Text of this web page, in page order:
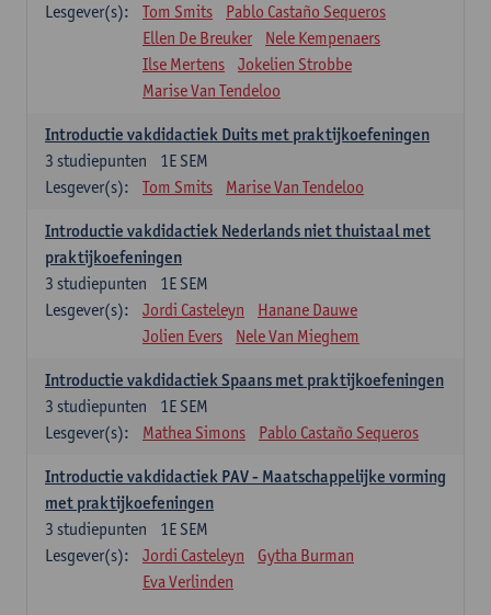
Lesgever(s):
Tom Smits
Pablo Castaño Sequeros
Ellen De Breuker
Nele Kempenaers
Ilse Mertens
Jokelien Strobbe
Marise Van Tendeloo
Introductie vakdidactiek Duits met praktijkoefeningen
1E SEM
3 studiepunten
Lesgever(s):
Tom Smits Marise Van Tendeloo
Introductie vakdidactiek Nederlands niet thuistaal met
praktijkoefeningen
1E SEM
3 studiepunten
Lesgever(s):
Jordi Casteleyn
Hanane Dauwe
Jolien Evers
Nele Van Mieghem
Introductie vakdidactiek Spaans met praktijkoefeningen
1E SEM
3 studiepunten
Lesgever(s):
Mathea Simons Pablo Castaño Sequeros
Introductie vakdidactiek PAV - Maatschappelijke vorming
met praktijkoefeningen
1E SEM
3 studiepunten
Lesgever(s):
Jordi Casteleyn
Gytha Burman
Eva Verlinden